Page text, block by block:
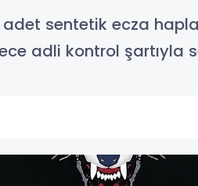
sentetik ecza
adli kontrol şartıyla